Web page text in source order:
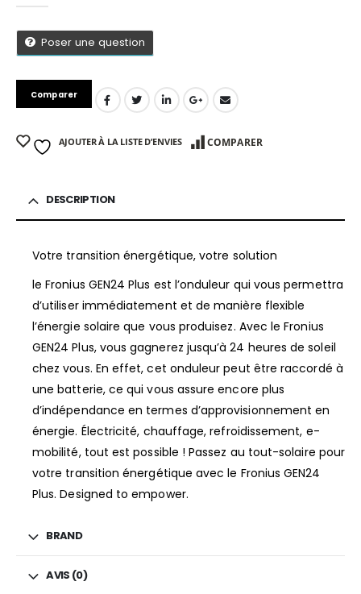
Poser une question
Comparer
AJOUTER À LA LISTE D’ENVIES COMPARER
DESCRIPTION
Votre transition énergétique, votre solution
le Fronius GEN24 Plus est l’onduleur qui vous permettra
d’utiliser immédiatement et de manière flexible
l’énergie solaire que vous produisez. Avec le Fronius
GEN24 Plus, vous gagnerez jusqu’à 24 heures de soleil
chez vous. En effet, cet onduleur peut être raccordé à
une batterie, ce qui vous assure encore plus
d’indépendance en termes d’approvisionnement en
énergie. Électricité, chauffage, refroidissement, e-
mobilité, tout est possible ! Passez au tout-solaire pour
votre transition énergétique avec le Fronius GEN24
Plus. Designed to empower.
BRAND
AVIS (0)